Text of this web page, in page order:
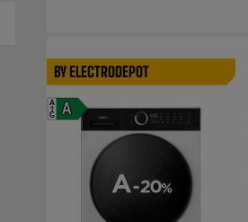
BY ELECTRODEPOT
A
A
G